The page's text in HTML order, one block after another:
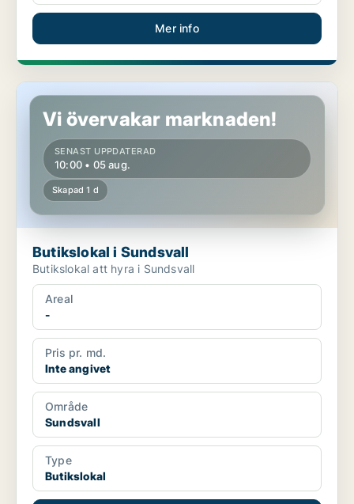
Mer info
Butikslokal i Sundsvall
Vi övervakar marknaden!
SENAST UPPDATERAD
10:00 • 05 aug.
Skapad 1 d
Butikslokal i Sundsvall
Butikslokal att hyra i Sundsvall
Areal
-
Pris pr. md.
Inte angivet
Område
Sundsvall
Type
Butikslokal